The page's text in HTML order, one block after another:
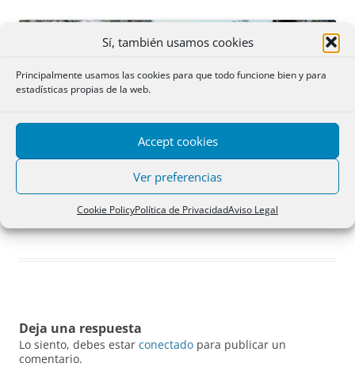
Sí, también usamos cookies
Principalmente usamos las cookies para que todo funcione bien y para
estadísticas propias de la web.
Accept cookies
Ver preferencias
Cookie PolicyPolítica de PrivacidadAviso Legal
Parque natural de Sierra Espuña (Murcia). Por Nanosanchez en Wikipedia.
Deja una respuesta
Lo siento, debes estar conectado para publicar un
comentario.